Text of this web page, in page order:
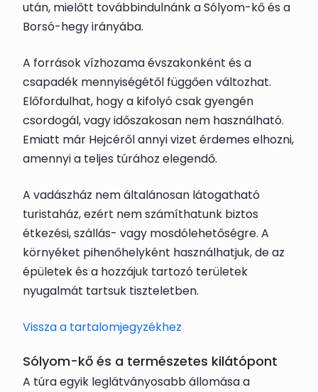
után, mielőtt továbbindulnánk a Sólyom-kő és a
Borsó-hegy irányába.
A források vízhozama évszakonként és a
csapadék mennyiségétől függően változhat.
Előfordulhat, hogy a kifolyó csak gyengén
csordogál, vagy időszakosan nem használható.
Emiatt már Hejcéről annyi vizet érdemes elhozni,
amennyi a teljes túrához elegendő.
A vadászház nem általánosan látogatható
turistaház, ezért nem számíthatunk biztos
étkezési, szállás- vagy mosdólehetőségre. A
környéket pihenőhelyként használhatjuk, de az
épületek és a hozzájuk tartozó területek
nyugalmát tartsuk tiszteletben.
Vissza a tartalomjegyzékhez
Sólyom-kő és a természetes kilátópont
A túra egyik leglátványosabb állomása a